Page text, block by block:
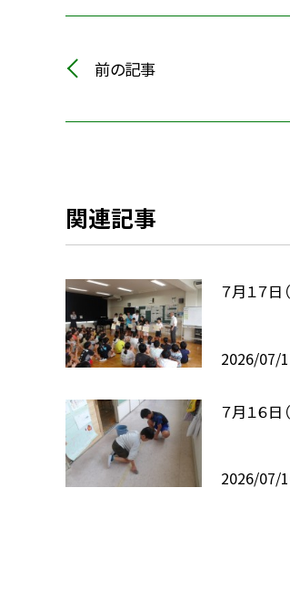
前の記事
関連記事
７月１７日
2026/07/
７月１６
2026/07/